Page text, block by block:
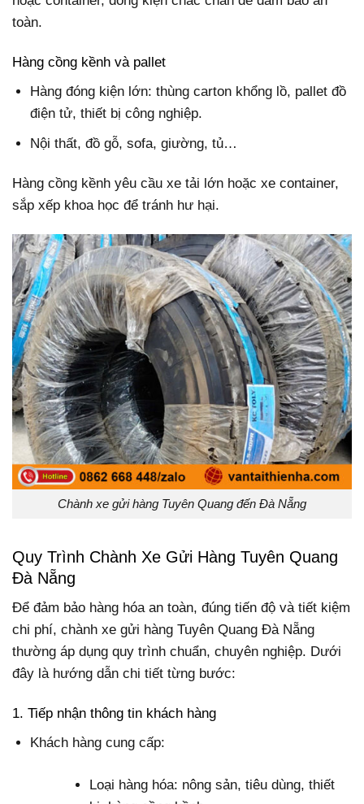
toàn.
Hàng cồng kềnh và pallet
Hàng đóng kiện lớn: thùng carton khổng lồ, pallet đồ
điện tử, thiết bị công nghiệp.
Nội thất, đồ gỗ, sofa, giường, tủ…
Hàng cồng kềnh yêu cầu xe tải lớn hoặc xe container,
sắp xếp khoa học để tránh hư hại.
Chành xe gửi hàng Tuyên Quang đến Đà Nẵng
Quy Trình Chành Xe Gửi Hàng Tuyên Quang
Đà Nẵng
Để đảm bảo hàng hóa an toàn, đúng tiến độ và tiết kiệm
chi phí, chành xe gửi hàng Tuyên Quang Đà Nẵng
thường áp dụng quy trình chuẩn, chuyên nghiệp. Dưới
đây là hướng dẫn chi tiết từng bước:
1. Tiếp nhận thông tin khách hàng
Khách hàng cung cấp:
Loại hàng hóa: nông sản, tiêu dùng, thiết